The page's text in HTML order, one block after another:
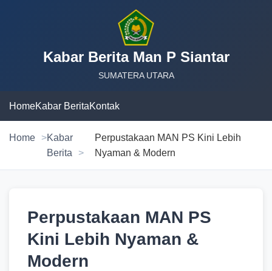
Kabar Berita Man P Siantar
SUMATERA UTARA
HomeKabar BeritaKontak
Home
Kabar
Berita
Perpustakaan MAN PS Kini Lebih
Nyaman & Modern
Perpustakaan MAN PS
Kini Lebih Nyaman &
Modern